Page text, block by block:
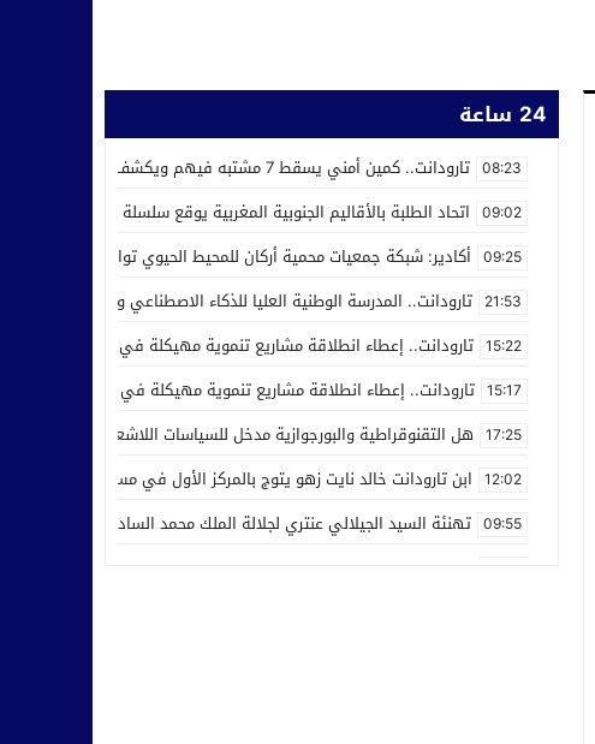
24 ساعة
08:23 تارودانت.. كمين أمني يسقط 7 مشتبه فيهم ويكشف استغلال محل للحلاقة في ترويج المخدرات
09:02 اتحاد الطلبة بالأقاليم الجنوبية المغربية يوقع سلسلة من اتفاقيات
09:25 أكادير: شبكة جمعيات محمية أركان للمحيط الحيوي تواصل عملها من أجل
21:53 تارودانت.. المدرسة الوطنية العليا للذكاء الاصطناعي وعلوم
15:22 تارودانت.. إعطاء انطلاقة مشاريع تنموية مهيكلة في إطار الاحتفال بالذكرى الـ27 لعيد
15:17 تارودانت.. إعطاء انطلاقة مشاريع تنموية مهيكلة في إطار الاحتفال بالذكرى الـ27 لعيد
17:25 هل التقنوقراطية والبورجوازية مدخل للسياسات اللاشعبية
12:02 ابن تارودانت خالد نايت زهو يتوج بالمركز الأول في مسابقة “Creative Cup” بالولايات المتحدة
09:55 تهنئة السيد الجيلالي عنتري لجلالة الملك محمد السادس بمناسبة عيد